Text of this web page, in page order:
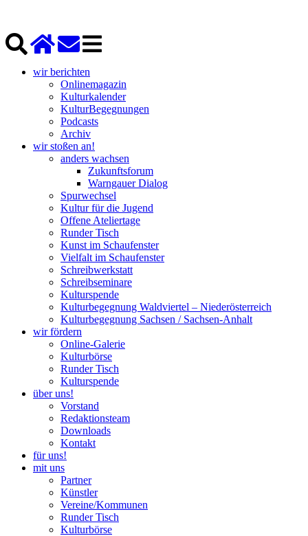
wir berichten
Onlinemagazin
Kulturkalender
KulturBegegnungen
Podcasts
Archiv
wir stoßen an!
anders wachsen
Zukunftsforum
Warngauer Dialog
Spurwechsel
Kultur für die Jugend
Offene Ateliertage
Runder Tisch
Kunst im Schaufenster
Vielfalt im Schaufenster
Schreibwerkstatt
Schreibseminare
Kulturspende
Kulturbegegnung Waldviertel – Niederösterreich
Kulturbegegnung Sachsen / Sachsen-Anhalt
wir fördern
Online-Galerie
Kulturbörse
Runder Tisch
Kulturspende
über uns!
Vorstand
Redaktionsteam
Downloads
Kontakt
für uns!
mit uns
Partner
Künstler
Vereine/Kommunen
Runder Tisch
Kulturbörse